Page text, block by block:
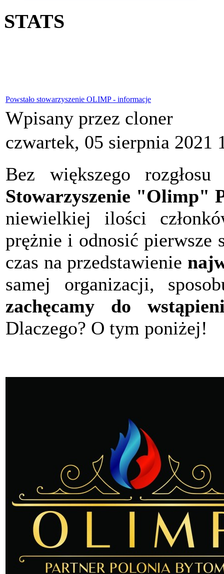
STATS
Powstało stowarzyszenie OLIMP - informacje
Wpisany przez cloner
czwartek, 05 sierpnia 2021
Bez większego
Stowarzyszenie "Olimp"
niewielkiej ilości
prężnie i odnosić pierwsze
czas na przedstawienie
samej organizacji,
zachęcamy do
Dlaczego? O tym poniżej!